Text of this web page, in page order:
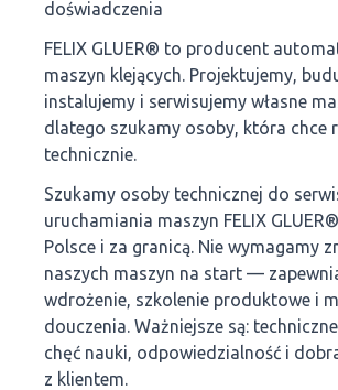
doświadczenia
FELIX GLUER® to producent
maszyn klejących. Projektujemy,
instalujemy i serwisujemy własne
dlatego szukamy osoby, która chce
technicznie.
Szukamy osoby technicznej do
uruchamiania maszyn FELIX
Polsce i za granicą. Nie wymagamy
naszych maszyn na start —
wdrożenie, szkolenie produktowe i
douczenia. Ważniejsze są:
chęć nauki, odpowiedzialność i
z klientem.